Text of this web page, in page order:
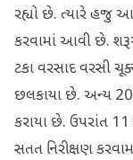
રહ્યો છે. ત્યારે હજુ
કરવામાં આવી છે.
ટકા વરસાદ વરસી
છલકાયા છે. અન્ય 20
કરાયા છે. ઉપરાંત 11
સતત નિરીક્ષણ